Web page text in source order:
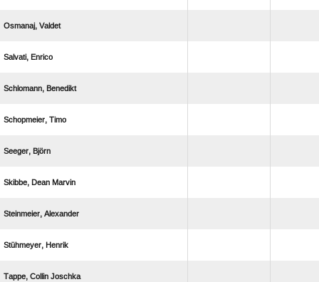
 
 
 
 
 
  
 
 
  